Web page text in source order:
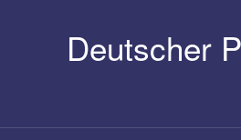
Deutscher